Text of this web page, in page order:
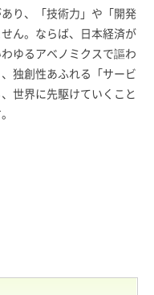
り、「技術力」や「開発
ん。ならば、日本経済が
ゆるアベノミクスで謳わ
独創性あふれる「サービ
世界に先駆けていくこと